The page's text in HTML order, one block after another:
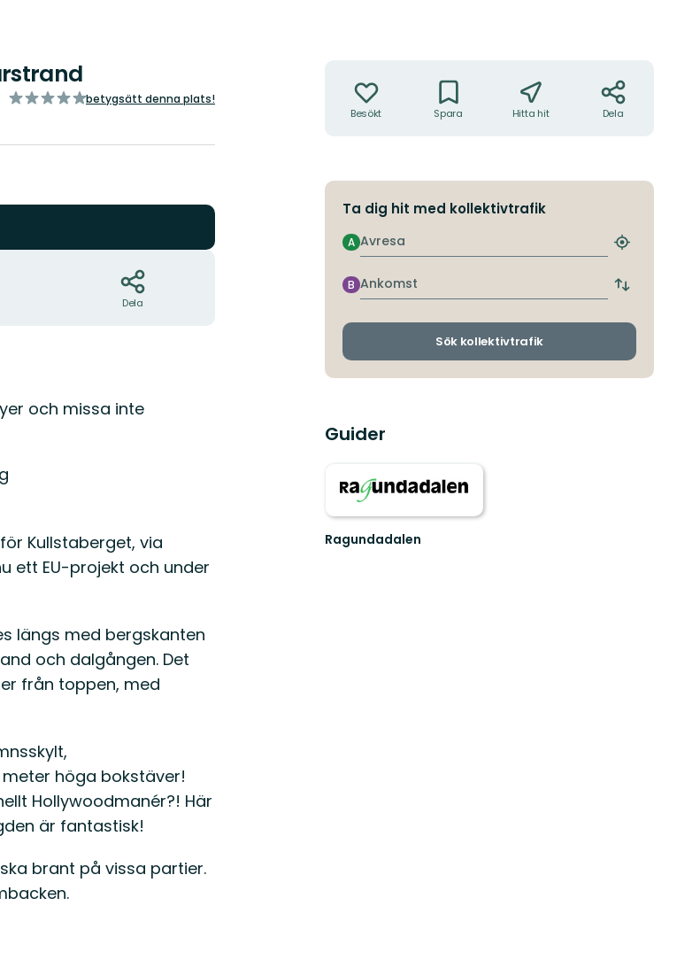
av
betygsätt denna plats!
Dela
och missa inte
Kullstaberget, via
ett EU-projekt och under
längs med bergskanten
och dalgången. Det
från toppen, med
höga bokstäver!
Hollywoodmanér?! Här
är fantastisk!
brant på vissa partier.
Besökt Spara Hitta hit Dela
Ta dig hit med kollektivtrafik
Avresa
A
Hitta
hållplats
Ankomst
B
Byt
och
Sök kollektivtrafik
Guider
Ragundadalen